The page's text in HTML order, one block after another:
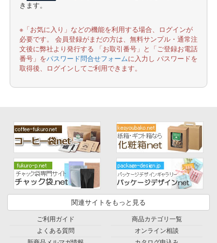
きます。
※「お気に入り」などの機能を利用する場合、ログインが
必要です。 会員登録がまだの方は、無料サンプル・通常注
文後に弊社より発行する 「お取引番号」と「ご登録お電話
番号」をパスワード問合せフォームに入力し パスワードを
取得後、ログインしてご利用できます。
関連サイトをもっと見る
ご利用ガイド
よくある質問
商品カテゴリ一覧
オンライン相談